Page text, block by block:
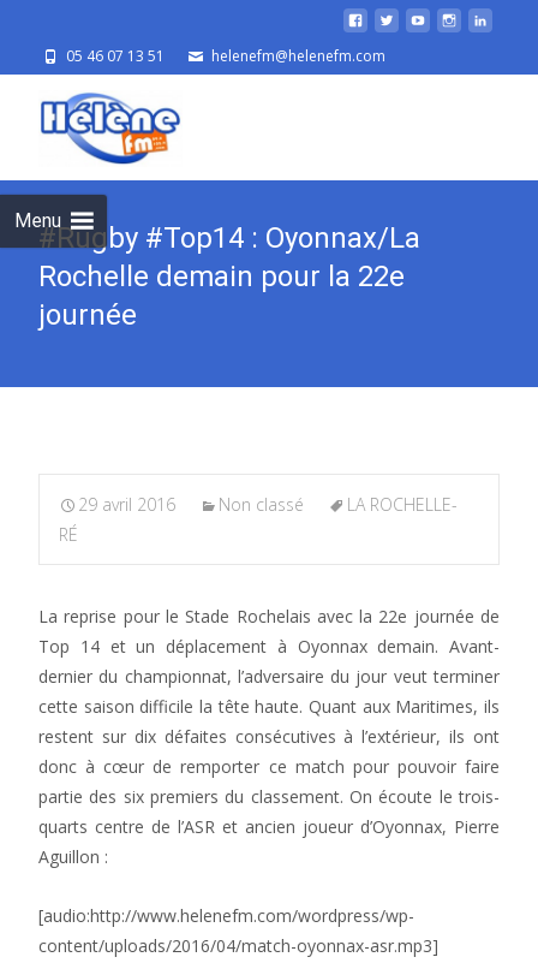
05 46 07 13 51 helenefm@helenefm.com
Menu
#Rugby #Top14 : Oyonnax/La
Rochelle demain pour la 22e
journée
29 avril 2016 Non classé
LA ROCHELLE-
RÉ
La reprise pour le Stade Rochelais avec la 22e journée de
Top 14 et un déplacement à Oyonnax demain. Avant-
dernier du championnat, l’adversaire du jour veut terminer
cette saison difficile la tête haute. Quant aux Maritimes, ils
restent sur dix défaites consécutives à l’extérieur, ils ont
donc à cœur de remporter ce match pour pouvoir faire
partie des six premiers du classement. On écoute le trois-
quarts centre de l’ASR et ancien joueur d’Oyonnax, Pierre
Aguillon :
[audio:http://www.helenefm.com/wordpress/wp-
content/uploads/2016/04/match-oyonnax-asr.mp3]